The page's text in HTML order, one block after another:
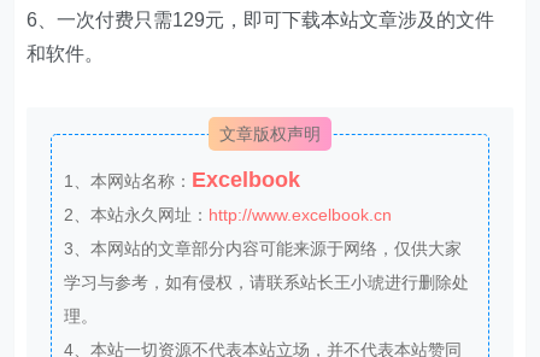
6、一次付费只需129元，即可下载本站文章涉及的文件
和软件。
文章版权声明
1、本网站名称： Excelbook
2、本站永久网址： http://www.excelbook.cn
3、本网站的文章部分内容可能来源于网络，仅供大家
学习与参考，如有侵权，请联系站长王小琥进行删除处
理。
4、本站一切资源不代表本站立场，并不代表本站赞同